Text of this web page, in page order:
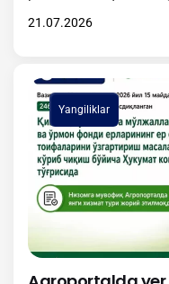
amaliyotga samarali
bilan tasdiqlangan
yuzasidan batafsil
2026-yil 1-iyuldan
mo‘ljallangan va
o‘zgartirishga…
21.07.2026
Yangiliklar